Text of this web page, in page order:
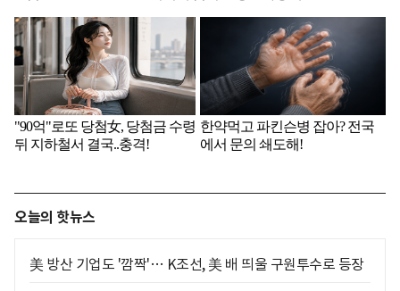
오늘의 핫뉴스
美 방산 기업도 '깜짝'… K조선, 美 배 띄울 구원투수로 등장